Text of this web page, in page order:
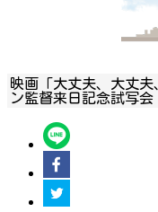
映画「大丈夫、大丈
ン監督来日記念試写会